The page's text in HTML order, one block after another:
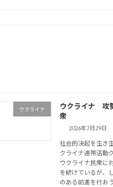
ウクライナ
ウクライナ 攻
衆
2026年7月29日
社会的決起を生き
クライナ連帯活
ウクライナ民衆に
を続けているが、
のある前進を行お